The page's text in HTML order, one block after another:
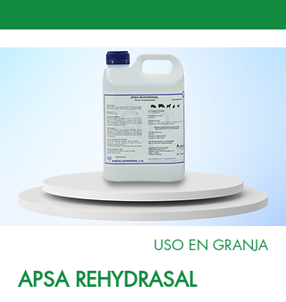
USO EN GRANJA
APSA REHYDRASAL